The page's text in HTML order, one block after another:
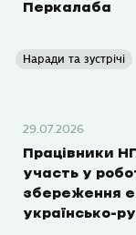
Перкалаба
Наради та зустрічі
29.07.2026
Працівники
участь у
збереження
українсько-